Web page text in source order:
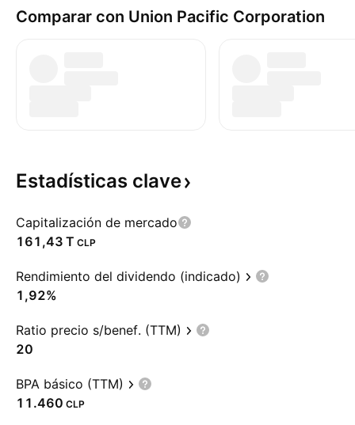
Comparar con Union Pacific Corporation
Estadísticas clave
Capitalización de mercado
‪161,43 T‬ CLP
Rendimiento del dividendo (indicado)
1,92%
Ratio precio s/benef. (TTM)
20
BPA básico (TTM)
11.460 CLP